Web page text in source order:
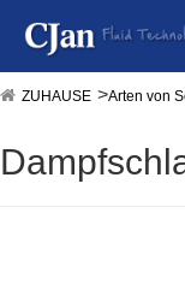
ZUHAUSE Arten von